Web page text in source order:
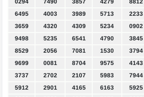
0294
7490 3857 4279 8812
6495
4003 3989 5713 2233
3659
4320 4309 5234 0902
9498
5235 6541 4790 3845
8529
2056 7081 1530 3794
9699
0081 8704 9575 4143
3737
2702 2107 5983 7944
5912
2901 4165 6163 5925